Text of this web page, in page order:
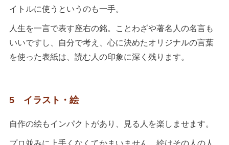
イトルに使うというのも一手。
人生を一言で表す座右の銘。ことわざや著名人の名言も
いいですし、自分で考え、心に決めたオリジナルの言葉
を使った表紙は、読む人の印象に深く残ります。
5 イラスト・絵
自作の絵もインパクトがあり、見る人を楽しませます。
プロ並みに上手くなくてかまいません。絵はその人の人